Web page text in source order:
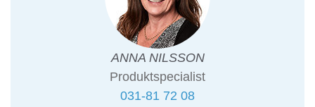
ANNA NILSSON
Produktspecialist
031-81 72 08